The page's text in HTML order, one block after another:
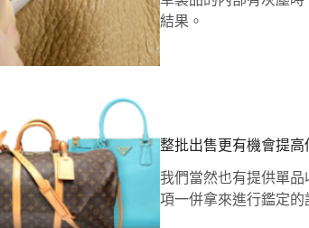
結果。
整批出售更有機會提高
我們當然也有提供單
項一併拿來進行鑑定的